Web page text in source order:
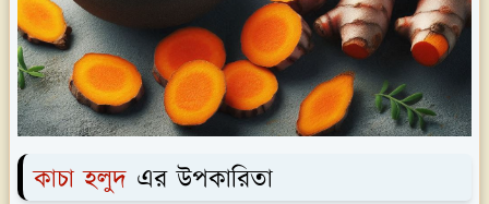
কাচা হলুদ এর উপকারিতা